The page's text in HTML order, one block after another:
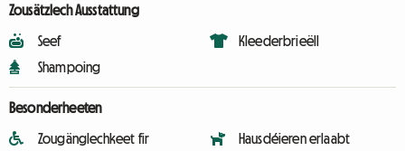
Zousätzlech Ausstattung
Seef
Shampoing
Kleederbrieëll
Besonderheeten
Zougänglechkeet fir Hausdéieren erlaabt